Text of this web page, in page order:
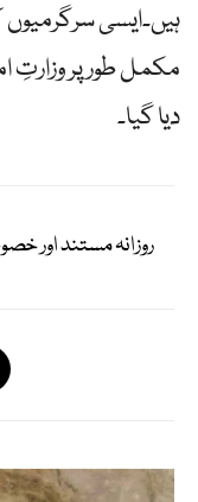
ہیں۔ایسی
مکمل طور پر وزارتِ
دیا گیا۔
روزانہ مستند اور